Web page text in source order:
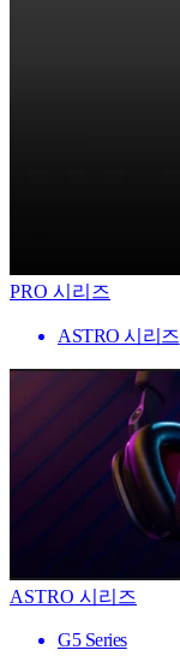
PRO 시리즈
ASTRO 시리즈
ASTRO 시리즈
G5 Series